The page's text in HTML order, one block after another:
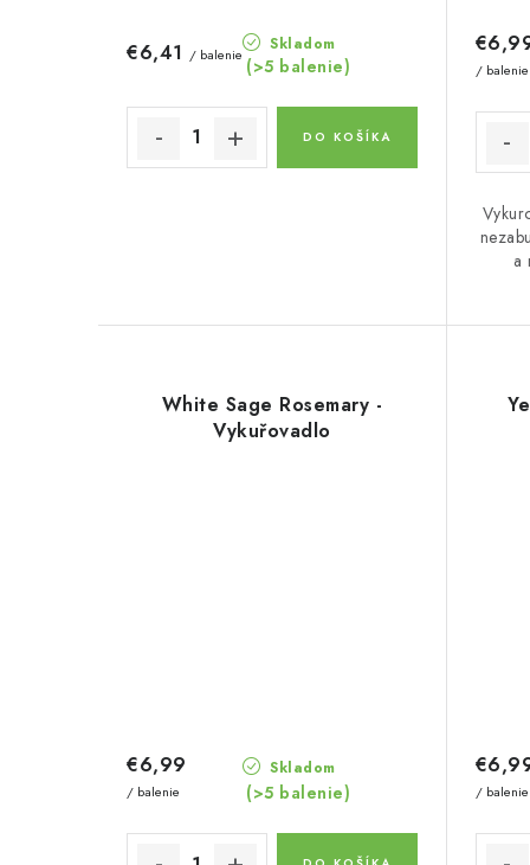
Skladom
(>5 balenie)
€6,41 / balenie
DO KOŠÍKA
/ balenie
a
White Sage Rosemary -
Vykuřovadlo
Skladom
(>5 balenie)
€6,99
/ balenie / balenie